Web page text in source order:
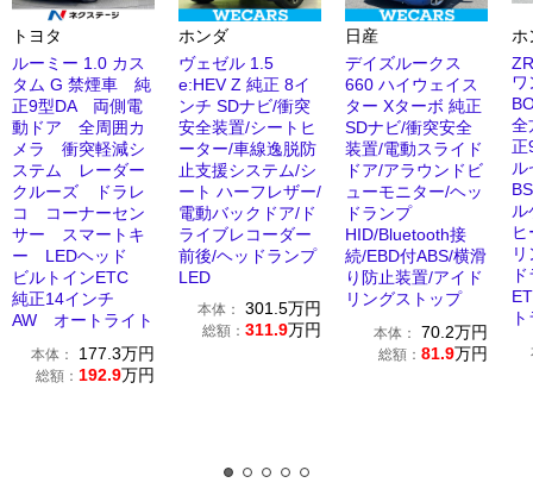
トヨタ
ルーミー 1.0 カス
タム G 禁煙車 純
正9型DA 両側電
動ドア 全周囲カ
メラ 衝突軽減シ
ステム レーダー
クルーズ ドラレ
コ コーナーセン
サー スマートキ
ー LEDヘッド
ビルトインETC
純正14インチ
AW オートライト
本体： 177.3万円
総額： 192.9万円
ホンダ
ヴェゼル 1.5
e:HEV Z 純正 8イ
ンチ SDナビ/衝突
安全装置/シートヒ
ーター/車線逸脱防
止支援システム/シ
ート ハーフレザー/
電動バックドア/ド
ライブレコーダー
前後/ヘッドランプ
LED
本体： 301.5万円
総額： 311.9万円
日産
デイズルークス
660 ハイウェイス
ター Xターボ 純正
SDナビ/衝突安全
装置/電動スライド
ドア/アラウンドビ
ューモニター/ヘッ
ドランプ
HID/Bluetooth接
続/EBD付ABS/横滑
り防止装置/アイド
リングストップ
本体： 70.2万円
総額： 81.9万円
ホ
ワ
全
正